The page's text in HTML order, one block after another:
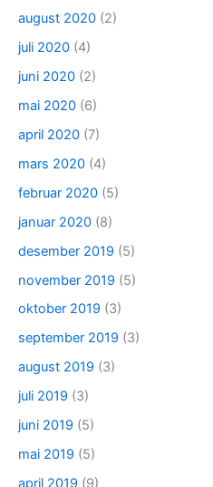
august 2020 (2)
juli 2020 (4)
juni 2020 (2)
mai 2020 (6)
april 2020 (7)
mars 2020 (4)
februar 2020 (5)
januar 2020 (8)
desember 2019 (5)
november 2019 (5)
oktober 2019 (3)
september 2019 (3)
august 2019 (3)
juli 2019 (3)
juni 2019 (5)
mai 2019 (5)
april 2019 (9)